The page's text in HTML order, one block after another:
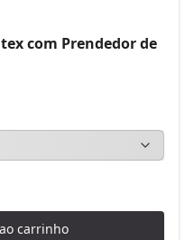
com Prendedor de
carrinho